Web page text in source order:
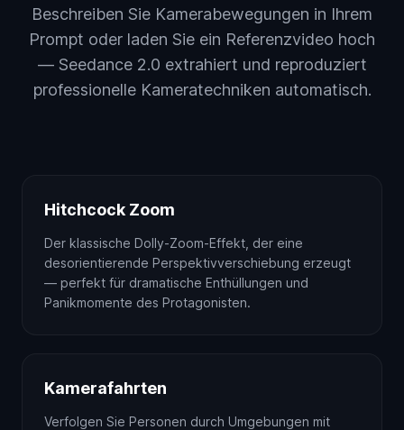
Beschreiben Sie Kamerabewegungen in Ihrem
Prompt oder laden Sie ein Referenzvideo hoch
— Seedance 2.0 extrahiert und reproduziert
professionelle Kameratechniken automatisch.
Hitchcock Zoom
Der klassische Dolly-Zoom-Effekt, der eine
desorientierende Perspektivverschiebung erzeugt
— perfekt für dramatische Enthüllungen und
Panikmomente des Protagonisten.
Kamerafahrten
Verfolgen Sie Personen durch Umgebungen mit